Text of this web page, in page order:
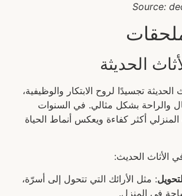
Source:
الحديثة
الحديثة تجسيدًا لروح الابتكار والوظيفية،
والراحة بشكل مثالي. في السنوات
المنزلي أكثر كفاءة ويعكس أنماط الحياة
الأثاث الحديث:
: مثل الأرائك التي تتحول إلى أسرّة،
في المنزل.